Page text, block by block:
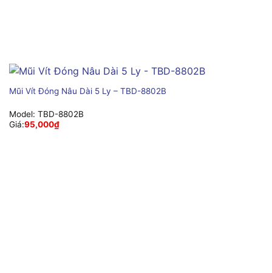
Mũi Vít Đóng Nâu Dài 5 Ly – TBD-8802B
Model: TBD-8802B
Giá:95,000₫